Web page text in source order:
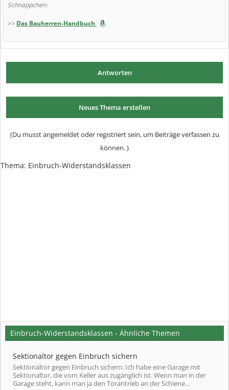
Schnäppchen:
>> Das Bauherren-Handbuch
Antworten
Neues Thema erstellen
(Du musst angemeldet oder registriert sein, um Beiträge verfassen zu
können. )
Thema: Einbruch-Widerstandsklassen
Einbruch-Widerstandsklassen - Ähnliche Themen
Sektionaltor gegen Einbruch sichern
Sektionaltor gegen Einbruch sichern: Ich habe eine Garage mit
Sektionaltor, die vom Keller aus zugänglich ist. Wenn man in der
Garage steht, kann man ja den Torantrieb an der Schiene...